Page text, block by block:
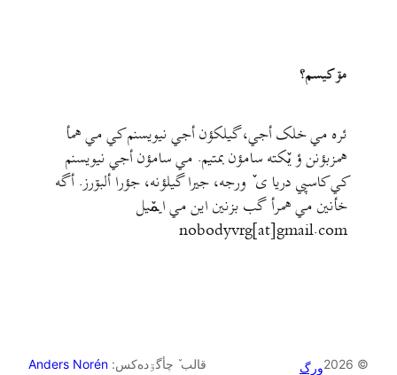
مۊ کيسم؟
ئره مي خلک أجي، گيلکؤن أجي نيويسنم کي مي همأ
همزبؤنن ؤ يٚکته سامؤن بمتيم. مي سامؤن أجي نيويسنم
کي کاسپي دريا ی ٚ ورجه، جيرا گيلؤنه، جؤرا ألبۊرز. أگه
خأنين مي همرأ گب بزنين اين مي ايمٚیل‌ ‌
nobodyvrg[at]gmail.com
© 2026 ورگ قالب ٚ چأگۊده‌کس: Anders Norén